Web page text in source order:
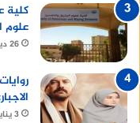
كلية
علوم
26 ديسمبر، 2024
3 يناير، 2025